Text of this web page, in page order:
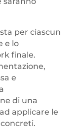
per ciascun
e lo
finale.
e
di una
applicare le